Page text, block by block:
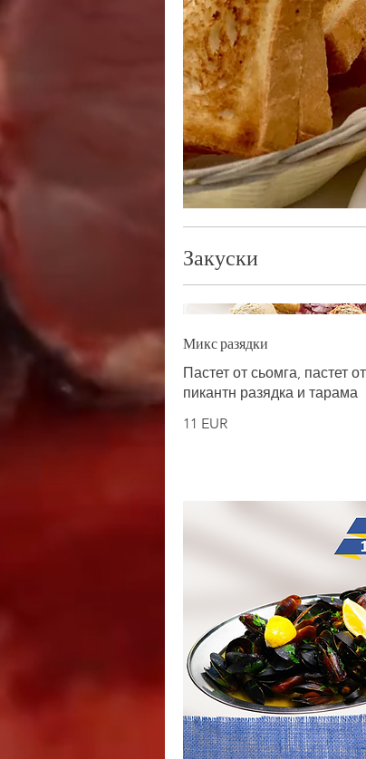
Закуски
Микс разядки
Пастет от сьомга, пастет
пикантн разядка и тарама
11 EUR